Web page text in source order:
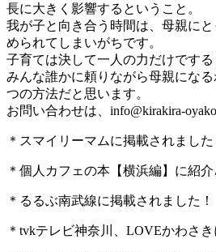
長に大きく影響するということ。
我が子と向き合う時間は、母親に
められてしまいがちです。
子育ては決して一人の力だけでする
みんな誰かに頼りながら母親にな
つの方法だと思います。
お問い合わせは、 info@kirakira-
＊スマイリーマムに掲載されました
＊個人カフェの本【横浜編】に紹介
＊るるぶ南武線に掲載されました！
＊tvkテレビ神奈川、LOVEかわさ